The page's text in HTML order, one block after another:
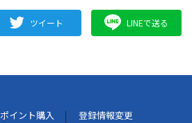
ツイート LINEで送る
ポイント購入
登録情報変更